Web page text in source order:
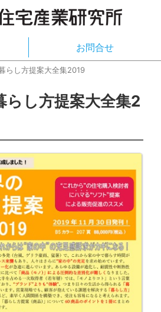
お問合せ
らし方提案大全集2019
らし方提案大全集2